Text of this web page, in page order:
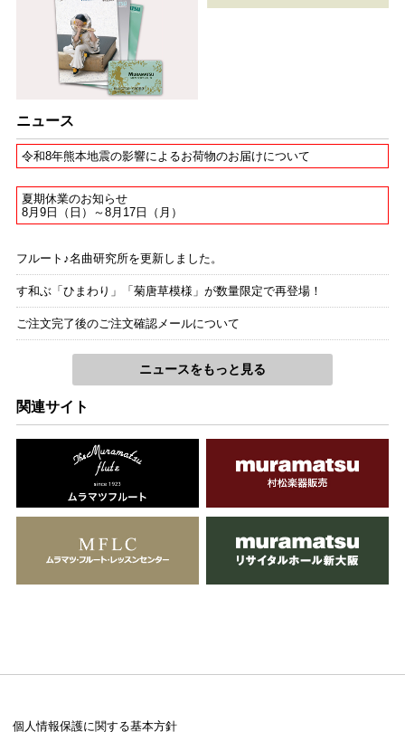
ニュース
令和8年熊本地震の影響によるお荷物のお届けについて
夏期休業のお知らせ
8月9日（日）～8月17日（月）
フルート♪名曲研究所を更新しました。
す和ぶ「ひまわり」「菊唐草模様」が数量限定で再登場！
ご注文完了後のご注文確認メールについて
ニュースをもっと見る
関連サイト
個人情報保護に関する基本方針